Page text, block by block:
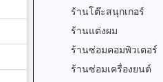
ร้านโต๊ะสนุกเกอร์
ร้านแต่งผม
ร้านซ่อมคอมพิวเตอร์
ร้านซ่อมเครื่องยนต์